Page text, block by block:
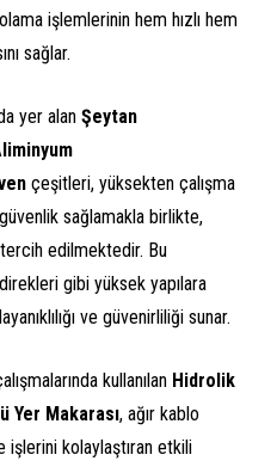
işlemlerinin hem hızlı hem
sağlar.
yer alan Şeytan
çeşitleri, yüksekten çalışma
sağlamakla birlikte,
tercih edilmektedir. Bu
gibi yüksek yapılara
ve güvenirliliği sunar.
kullanılan Hidrolik
Yer Makarası, ağır kablo
işlerini kolaylaştıran etkili